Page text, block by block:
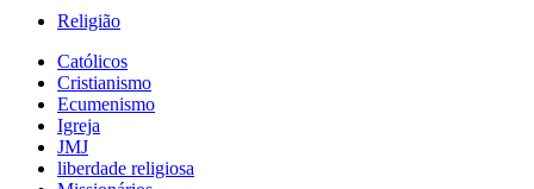
Religião
Católicos
Cristianismo
Ecumenismo
Igreja
JMJ
liberdade religiosa